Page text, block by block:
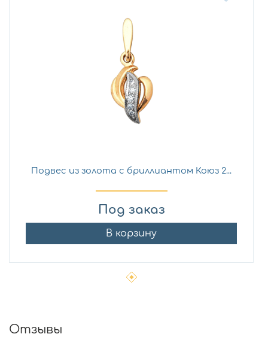
Подвес из золота с бриллиантом Коюз 2...
Под заказ
В корзину
Отзывы